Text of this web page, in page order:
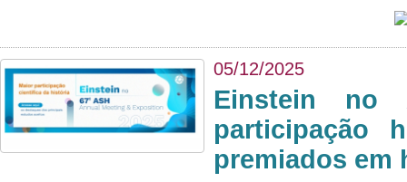
05/12/2025
Einstein no
participação
premiados em